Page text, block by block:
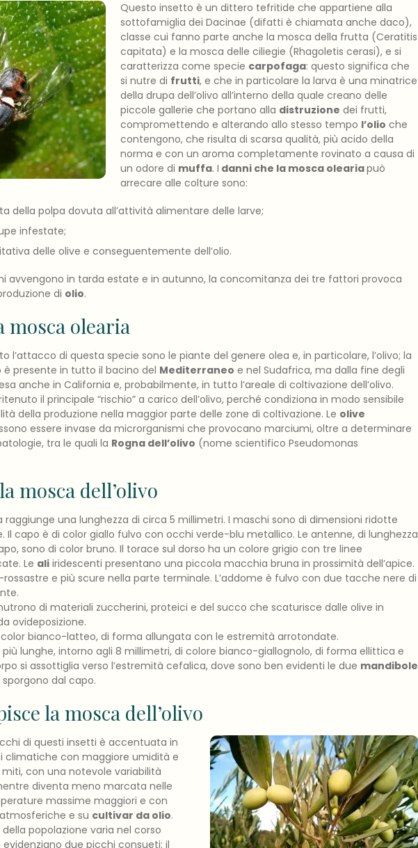
Questo insetto è un dittero tefritide che appartiene alla
sottofamiglia dei Dacinae (difatti è chiamata anche daco),
classe cui fanno parte anche la mosca della frutta (Ceratitis
capitata) e la mosca delle ciliegie (Rhagoletis cerasi), e si
caratterizza come specie carpofaga: questo significa che
si nutre di frutti, e che in particolare la larva è una minatrice
della drupa dell’olivo all’interno della quale creano delle
piccole gallerie che portano alla distruzione dei frutti,
compromettendo e alterando allo stesso tempo l’olio che
contengono, che risulta di scarsa qualità, più acido della
norma e con un aroma completamente rovinato a causa di
un odore di muffa. I danni che la mosca oleariapuò
arrecare alle colture sono:
della polpa dovuta all’attività alimentare delle larve;
infestate;
delle olive e conseguentemente dell’olio.
avvengono in tarda estate e in autunno, la concomitanza dei tre fattori provoca
di olio.
olearia
l’attacco di questa specie sono le piante del genere olea e, in particolare, l’olivo; la
è presente in tutto il bacino del Mediterraneo e nel Sudafrica, ma dalla fine degli
anche in California e, probabilmente, in tutto l’areale di coltivazione dell’olivo.
il principale “rischio” a carico dell’olivo, perché condiziona in modo sensibile
della produzione nella maggior parte delle zone di coltivazione. Le olive
essere invase da microrganismi che provocano marciumi, oltre a determinare
tra le quali la Rogna dell’olivo (nome scientifico Pseudomonas
mosca dell’olivo
raggiunge una lunghezza di circa 5 millimetri. I maschi sono di dimensioni ridotte
Il capo è di color giallo fulvo con occhi verde-blu metallico. Le antenne, di lunghezza
sono di color bruno. Il torace sul dorso ha un colore grigio con tre linee
Le ali iridescenti presentano una piccola macchia bruna in prossimità dell’apice.
e più scure nella parte terminale. L’addome è fulvo con due tacche nere di
di materiali zuccherini, proteici e del succo che scaturisce dalle olive in
ovideposizione.
bianco-latteo, di forma allungata con le estremità arrotondate.
lunghe, intorno agli 8 millimetri, di colore bianco-giallognolo, di forma ellittica e
si assottiglia verso l’estremità cefalica, dove sono ben evidenti le due mandibole
dal capo.
la mosca dell’olivo
di questi insetti è accentuata in
climatiche con maggiore umidità e
con una notevole variabilità
diventa meno marcata nelle
massime maggiori e con
e su cultivar da olio.
popolazione varia nel corso
evidenziano due picchi consueti: il